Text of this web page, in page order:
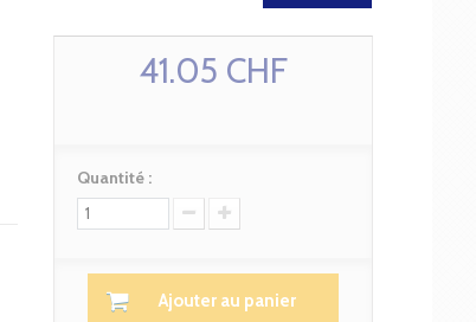
41.05 CHF
Quantité :
Ajouter au panier